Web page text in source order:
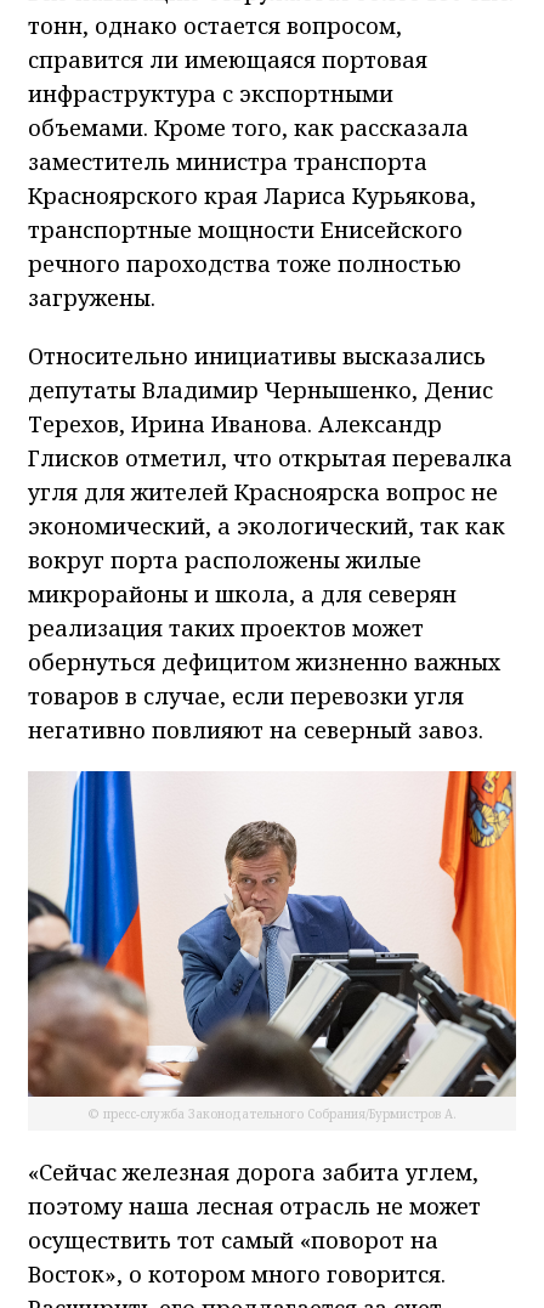
тонн, однако остается вопросом,
справится ли имеющаяся портовая
инфраструктура с экспортными
объемами. Кроме того, как рассказала
заместитель министра транспорта
Красноярского края Лариса Курьякова,
транспортные мощности Енисейского
речного пароходства тоже полностью
загружены.
Относительно инициативы высказались
депутаты Владимир Чернышенко, Денис
Терехов, Ирина Иванова. Александр
Глисков отметил, что открытая перевалка
угля для жителей Красноярска вопрос не
экономический, а экологический, так как
вокруг порта расположены жилые
микрорайоны и школа, а для северян
реализация таких проектов может
обернуться дефицитом жизненно важных
товаров в случае, если перевозки угля
негативно повлияют на северный завоз.
© пресс-служба Законодательного Собрания/Бурмистров А.
«Сейчас железная дорога забита углем,
поэтому наша лесная отрасль не может
осуществить тот самый «поворот на
Восток», о котором много говорится.